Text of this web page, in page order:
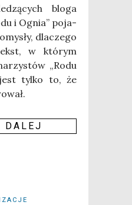
blo­ga
i Ognia” poja­
dla­cze­go
w któ­rym
„Rodu
jest tyl­ko to, że
DALEJ